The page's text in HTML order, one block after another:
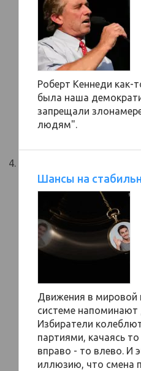
Роберт Кеннеди как-
была наша
запрещали
людям".
Шансы на
Движения в мировой
системе
Избиратели
партиями, качаясь
вправо - то влево. И
иллюзию, что смена